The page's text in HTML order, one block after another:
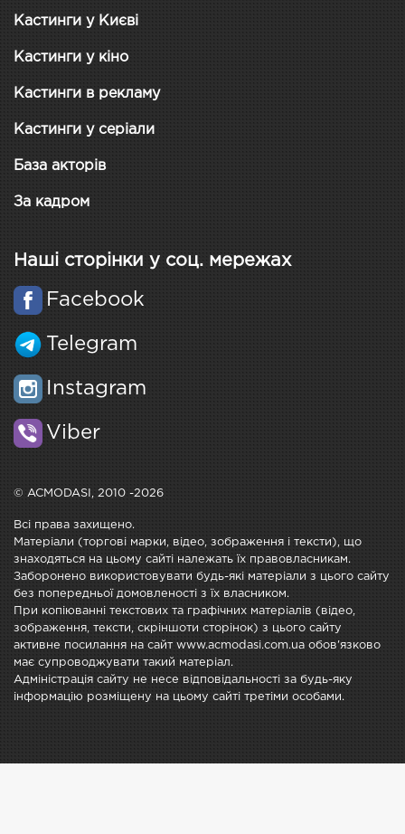
Кастинги у Києві
Кастинги у кіно
Кастинги в рекламу
Кастинги у серіали
База акторів
За кадром
Наші сторінки у соц. мережах
Facebook
Telegram
Instagram
Viber
© ACMODASI, 2010 -2026
Всі права захищено.
Матеріали (торгові марки, відео, зображення і тексти), що
знаходяться на цьому сайті належать їх правовласникам.
Заборонено використовувати будь-які матеріали з цього сайту
без попередньої домовленості з їх власником.
При копіюванні текстових та графічних матеріалів (відео,
зображення, тексти, скріншоти сторінок) з цього сайту
активне посилання на сайт www.acmodasi.com.ua обов'язково
має супроводжувати такий матеріал.
Адміністрація сайту не несе відповідальності за будь-яку
інформацію розміщену на цьому сайті третіми особами.